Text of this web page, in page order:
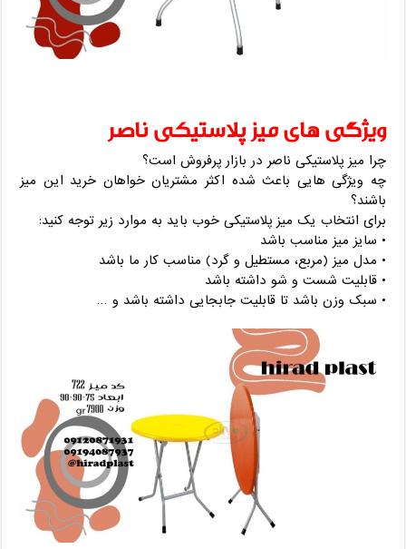
ویژگی های میز پلاستیکی ناصر
چرا میز پلاستیکی ناصر در بازار پرفروش است؟
چه ویژگی هایی باعث شده اکثر مشتریان خواهان خرید این میز
باشند؟
برای انتخاب یک میز پلاستیکی خوب باید به موارد زیر توجه کنید:
• سایز میز مناسب باشد
• مدل میز (مربع، مستطیل و گرد) مناسب کار ما باشد
• قابلیت شست و شو داشته باشد
• سبک وزن باشد تا قابلیت جابجایی داشته باشد و …